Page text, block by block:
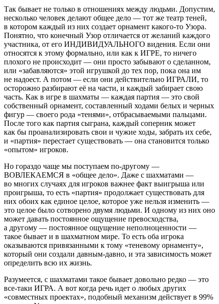
Так бывает не только в отношениях между людьми. Допустим,
несколько человек делают общее дело — тот же театр теней,
в котором каждый из них создает орнамент какого-то Узора.
Понятно, что конечный Узор отличается от желаний каждого
участника, от его ИНДИВИДУАЛЬНОГО видения. Если они
относятся к этому формально, или как к ИГРЕ, то ничего
плохого не происходит — они просто забывают о сделанном,
или «забавляются» этой игрушкой до тех пор, пока она им
не надоест. А потом — если они действительно ИГРАЛИ, то
осторожно разбирают её на части, и каждый забирает свою
часть. Как в игре в шахматы — каждая партия — это свой
собственный орнамент, составленный ходами белых и черных
фигур — своего рода «тенями», отбрасываемыми пальцами.
После того как партия сыграна, каждый соперник может
как бы проанализировать свои и чужие ходы, забрать их себе,
и «партия» перестает существовать — она становится только
«опытом» игроков.
Но гораздо чаще мы поступаем по-другому —
ВОВЛЕКАЕМСЯ в «общее дело». Даже с шахматами —
во многих случаях для игроков важнее факт выигрыша или
проигрыша, то есть «партия» продолжает существовать для
них обоих как единое целое, которое уже нельзя изменить —
это целое было сотворено двумя людьми. И одному из них оно
может давать постоянное ощущение превосходства,
а другому — постоянное ощущение неполноценности —
такое бывает и в шахматном мире. То есть оба игрока
оказываются привязанными к тому «теневому орнаменту»,
который они создали давным-давно, и эта зависимость может
определить всю их жизнь.
Разумеется, с шахматами такое бывает довольно редко — это
все-таки ИГРА. А вот когда речь идет о любых других
«совместных проектах», подобный механизм действует в 99%